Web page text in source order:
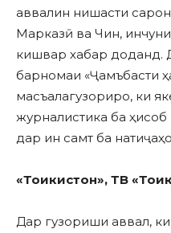
аввалин нишасти
Марказӣ ва Чин,
кишвар хабар доданд.
барномаи «Ҷамъбасти
масъалагузориро, ки
журналистика ба
дар ин самт ба
«Тоикистон», ТВ «То
Дар гузориши аввал,